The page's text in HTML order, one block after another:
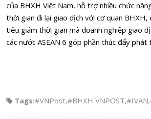
của BHXH Việt Nam, hỗ trợ nhiều chức
thời gian đi lại giao dịch với cơ quan
tiêu giảm thời gian mà doanh nghiệp giao
các nước ASEAN 6 góp phần thúc đẩy phát
Tags:#VNPost,#BHXH VNPOST,#IVAN,